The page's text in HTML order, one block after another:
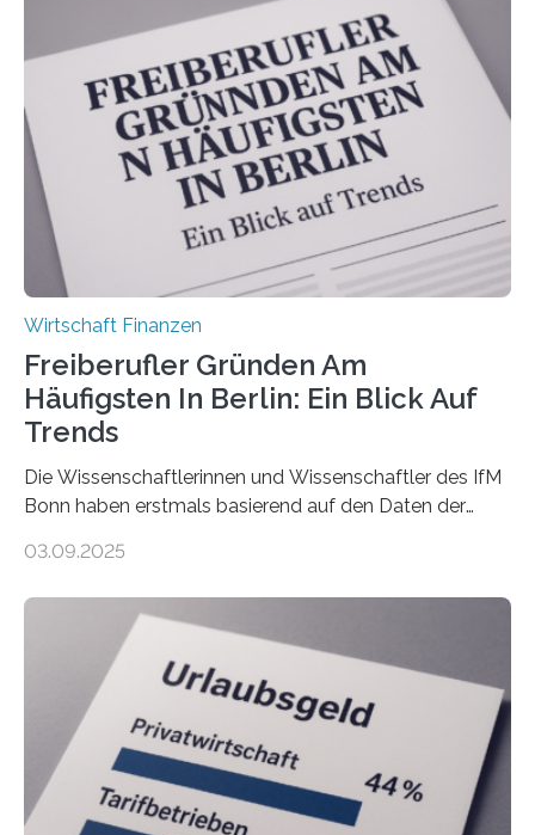
durchgeführt haben. Die Studie basiert auf den
Antworten von 1.440 selbstständigen
Versicherungsvertreter*innen und -makler*innen. Ein
Ergebnis: Deutlich mehr als die Hälfte der Befragten ist
über 50 Jahre alt und wird in den nächsten Jahren eine
Nachfolgeregelung benötigen. Aber nur ein Drittel hat
bereits Regelungen…
Wirtschaft Finanzen
Freiberufler Gründen Am
Häufigsten In Berlin: Ein Blick Auf
Trends
Die Wissenschaftlerinnen und Wissenschaftler des IfM
Bonn haben erstmals basierend auf den Daten der
Landkreise mit den meisten Gründungen von
ist demnach Berlin. Betrachtet man nur die Gründungen
der Freiberuflerinnen, so liegt Leipzig an der Spitze. In
Berlin starteten in 2024 die meisten Personen in eine
eigene freiberufliche Existenz, dahinter folgten die
Städte Hamburg, München und Köln. Betrachtet man
hingegen die Existenzgründungsintensität – die Anzahl
der freiberuflichen Gründungen je…
03.09.2025